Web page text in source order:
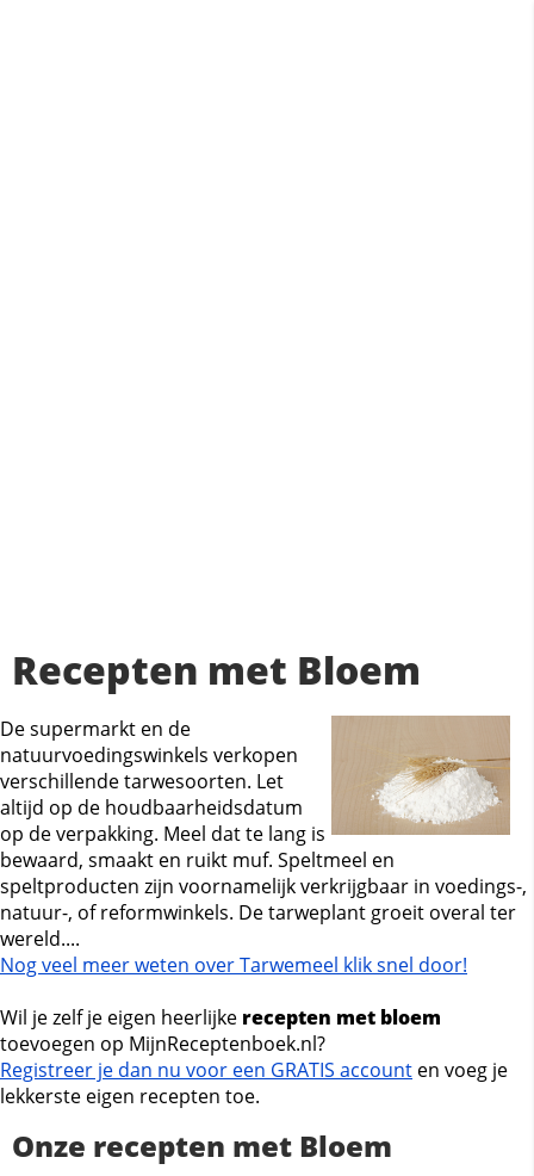
Recepten met Bloem
De supermarkt en de
natuurvoedingswinkels verkopen
verschillende tarwesoorten. Let
altijd op de houdbaarheidsdatum
op de verpakking. Meel dat te lang is
bewaard, smaakt en ruikt muf. Speltmeel en
speltproducten zijn voornamelijk verkrijgbaar in voedings-,
natuur-, of reformwinkels. De tarweplant groeit overal ter
wereld....
Nog veel meer weten over Tarwemeel klik snel door!
Wil je zelf je eigen heerlijke recepten met bloem
toevoegen op MijnReceptenboek.nl?
Registreer je dan nu voor een GRATIS account en voeg je
lekkerste eigen recepten toe.
Onze recepten met Bloem